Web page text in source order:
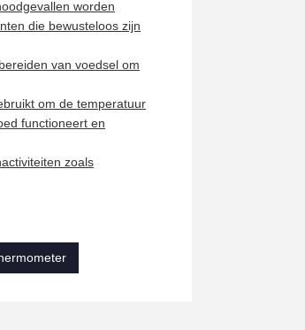
worden
die bewusteloos zijn
van voedsel om
om de temperatuur
functioneert en
zoals